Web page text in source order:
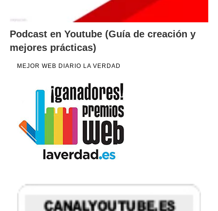
Podcast en Youtube (Guía de creación y
mejores prácticas)
MEJOR WEB DIARIO LA VERDAD